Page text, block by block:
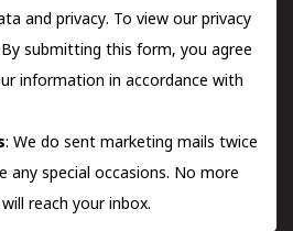
and privacy. To view our privacy
By submitting this form, you agree
information in accordance with
: We do sent marketing mails twice
any special occasions. No more
reach your inbox.